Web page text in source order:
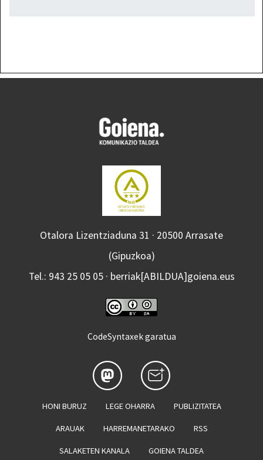
Otalora Lizentziaduna 31 · 20500 Arrasate
(Gipuzkoa)
Tel.: 943 25 05 05 · berriak[ABILDUA]goiena.eus
CodeSyntaxek garatua
HONI BURUZ LEGE OHARRA PUBLIZITATEA
ARAUAK HARREMANETARAKO RSS
SALAKETEN KANALA GOIENA TALDEA